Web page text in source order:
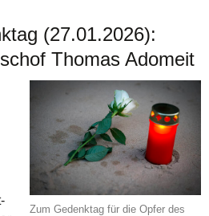
(27.01.2026):
Thomas Adomeit
Zum Gedenktag für die Opfer des